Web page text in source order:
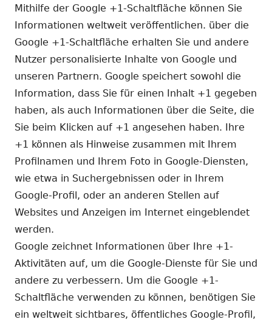
Mithilfe der Google +1-Schaltfläche können Sie
Informationen weltweit veröffentlichen. über die
Google +1-Schaltfläche erhalten Sie und andere
Nutzer personalisierte Inhalte von Google und
unseren Partnern. Google speichert sowohl die
Information, dass Sie für einen Inhalt +1 gegeben
haben, als auch Informationen über die Seite, die
Sie beim Klicken auf +1 angesehen haben. Ihre
+1 können als Hinweise zusammen mit Ihrem
Profilnamen und Ihrem Foto in Google-Diensten,
wie etwa in Suchergebnissen oder in Ihrem
Google-Profil, oder an anderen Stellen auf
Websites und Anzeigen im Internet eingeblendet
werden.
Google zeichnet Informationen über Ihre +1-
Aktivitäten auf, um die Google-Dienste für Sie und
andere zu verbessern. Um die Google +1-
Schaltfläche verwenden zu können, benötigen Sie
ein weltweit sichtbares, öffentliches Google-Profil,